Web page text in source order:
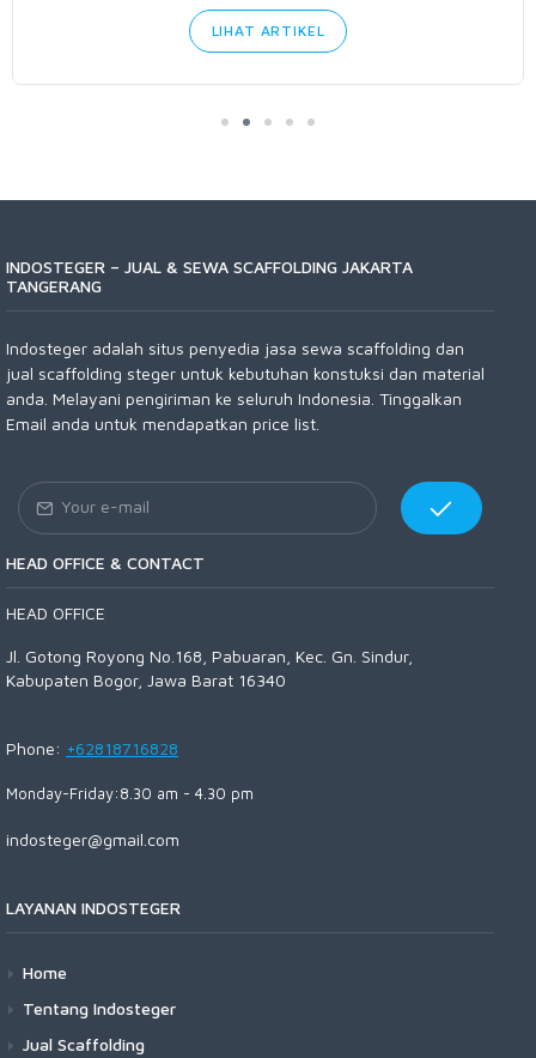
LIHAT ARTIKEL
INDOSTEGER – JUAL & SEWA SCAFFOLDING JAKARTA
TANGERANG
Indosteger adalah situs penyedia jasa sewa scaffolding dan
jual scaffolding steger untuk kebutuhan konstuksi dan material
anda. Melayani pengiriman ke seluruh Indonesia. Tinggalkan
Email anda untuk mendapatkan price list.
HEAD OFFICE & CONTACT
HEAD OFFICE
Jl. Gotong Royong No.168, Pabuaran, Kec. Gn. Sindur,
Kabupaten Bogor, Jawa Barat 16340
Phone: +62818716828
Monday-Friday:8.30 am - 4.30 pm
indosteger@gmail.com
LAYANAN INDOSTEGER
Home
Tentang Indosteger
Jual Scaffolding